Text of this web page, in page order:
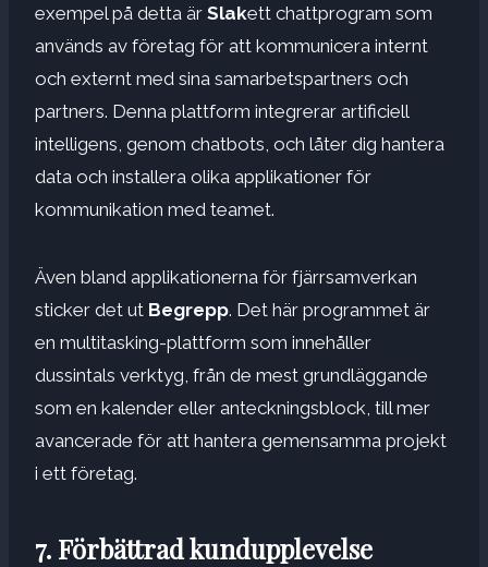
exempel på detta är Slakett chattprogram som
används av företag för att kommunicera internt
och externt med sina samarbetspartners och
partners. Denna plattform integrerar artificiell
intelligens, genom chatbots, och låter dig hantera
data och installera olika applikationer för
kommunikation med teamet.
Även bland applikationerna för fjärrsamverkan
sticker det ut Begrepp. Det här programmet är
en multitasking-plattform som innehåller
dussintals verktyg, från de mest grundläggande
som en kalender eller anteckningsblock, till mer
avancerade för att hantera gemensamma projekt
i ett företag.
7. Förbättrad kundupplevelse